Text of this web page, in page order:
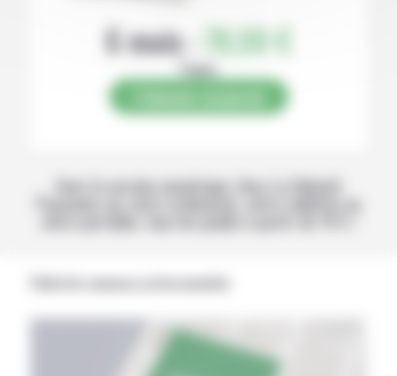
6 mois : 78,00 €
Papier
Avec la version numérique, lisez La Volonté
Paysanne sur votre ordinateur, votre tablette ou